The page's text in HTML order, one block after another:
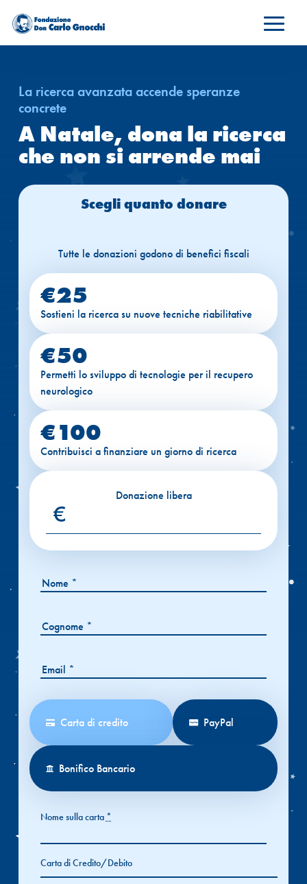
La ricerca avanzata accende speranze
concrete
A Natale, dona la ricerca
che non si arrende mai
Scegli quanto donare
€25
Sostieni la ricerca su nuove tecniche riabilitative
€50
Permetti lo sviluppo di tecnologie per il recupero
neurologico
€100
Contribuisci a finanziare un giorno di ricerca
Donazione libera
€
Carta di credito PayPal
Bonifico Bancario
Nome sulla carta *
Carta di Credito/Debito